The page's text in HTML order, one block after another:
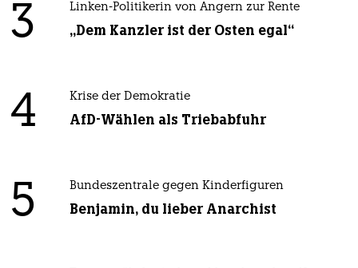
3 Linken-Politikerin von Angern zur Rente
„Dem Kanzler ist der Osten egal“
4 Krise der Demokratie
AfD-Wählen als Triebabfuhr
5 Bundeszentrale gegen Kinderfiguren
Benjamin, du lieber Anarchist